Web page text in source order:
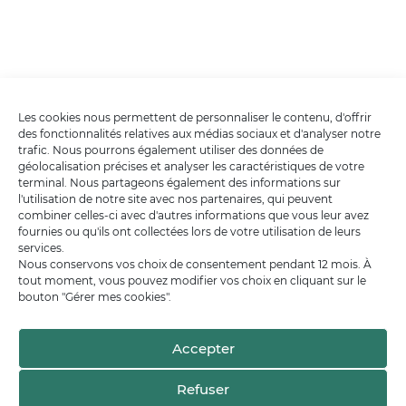
Les cookies nous permettent de personnaliser le contenu, d'offrir
des fonctionnalités relatives aux médias sociaux et d'analyser notre
trafic. Nous pourrons également utiliser des données de
géolocalisation précises et analyser les caractéristiques de votre
terminal. Nous partageons également des informations sur
l'utilisation de notre site avec nos partenaires, qui peuvent
combiner celles-ci avec d'autres informations que vous leur avez
fournies ou qu'ils ont collectées lors de votre utilisation de leurs
services.
Nous conservons vos choix de consentement pendant 12 mois. À
tout moment, vous pouvez modifier vos choix en cliquant sur le
bouton "Gérer mes cookies".
Accepter
Refuser